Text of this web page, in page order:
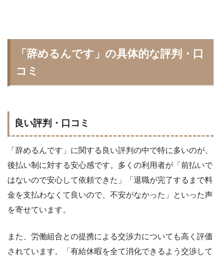
「辞めるんです」の具体的な評判・口
コミ
良い評判・口コミ
「辞めるんです」に関する良い評判の中で特に多いのが、
後払い制に対する安心感です。多くの利用者が「前払いで
はないので安心して依頼できた」「退職が完了するまで料
金を支払わなくて良いので、不安がなかった」といった声
を寄せています。
また、労働組合との提携による交渉力についても高く評価
されています。「有給休暇を全て消化できるよう交渉して